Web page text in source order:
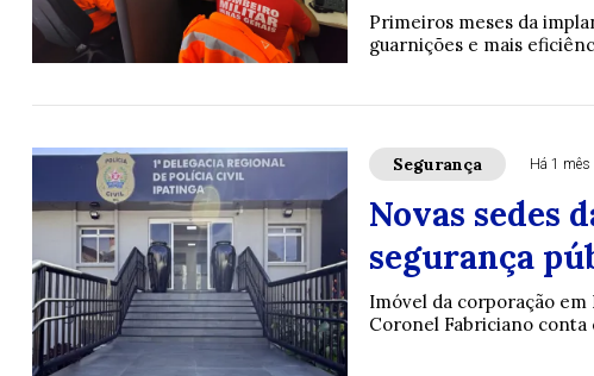
Primeiros meses da
guarnições e mais
Segurança Há 1 mês
Novas sedes
segurança
Imóvel da corporação
Coronel Fabriciano